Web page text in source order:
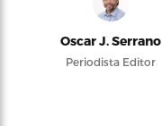
Oscar J. Serrano
Periodista Editor